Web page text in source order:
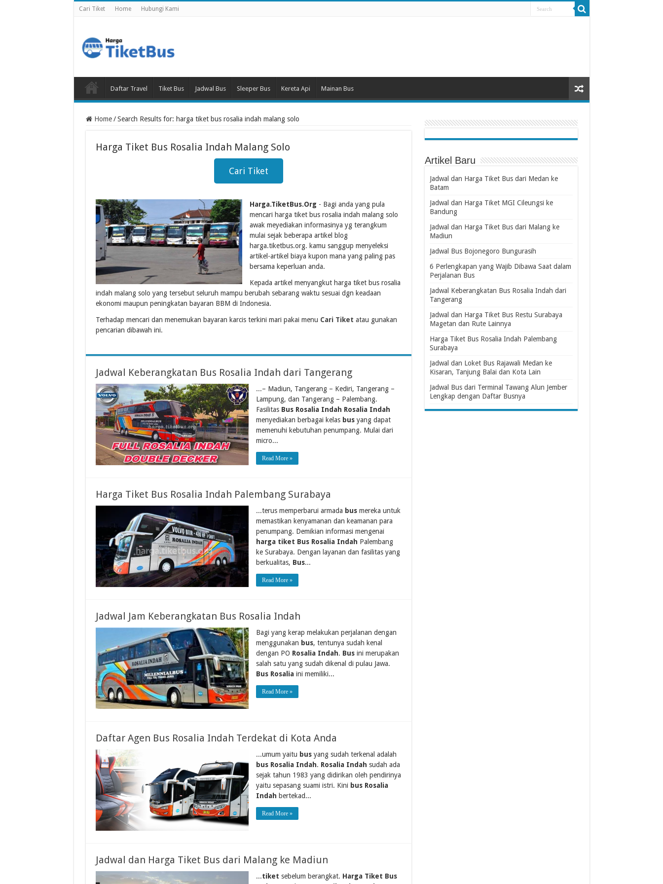
Cari Tiket Home Hubungi Kami
Daftar Travel Tiket Bus Jadwal Bus Sleeper Bus Kereta Api Mainan Bus
Home / Search Results for: harga tiket bus rosalia indah malang solo
Harga Tiket Bus Rosalia Indah Malang Solo
Cari Tiket
Harga.TiketBus.Org - Bagi anda yang pula
mencari harga tiket bus rosalia indah malang solo
awak meyediakan informasinya yg terangkum
mulai sejak beberapa artikel blog
harga.tiketbus.org. kamu sanggup menyeleksi
artikel-artikel biaya kupon mana yang paling pas
bersama keperluan anda.
Kepada artikel menyangkut harga tiket bus rosalia
indah malang solo yang tersebut seluruh mampu berubah sebarang waktu sesuai dgn keadaan
ekonomi maupun peningkatan bayaran BBM di Indonesia.
Terhadap mencari dan menemukan bayaran karcis terkini mari pakai menu Cari Tiket atau gunakan
pencarian dibawah ini.
Jadwal Keberangkatan Bus Rosalia Indah dari Tangerang
...– Madiun, Tangerang – Kediri, Tangerang –
Lampung, dan Tangerang – Palembang.
Fasilitas Bus Rosalia Indah Rosalia Indah
menyediakan berbagai kelas busyang dapat
memenuhi kebutuhan penumpang. Mulai dari
micro...
Read More »
Harga Tiket Bus Rosalia Indah Palembang Surabaya
...terus memperbarui armada busmereka untuk
memastikan kenyamanan dan keamanan para
penumpang. Demikian informasi mengenai
harga tiket Bus Rosalia Indah Palembang
ke Surabaya. Dengan layanan dan fasilitas yang
berkualitas, Bus...
Read More »
Jadwal Jam Keberangkatan Bus Rosalia Indah
Bagi yang kerap melakukan perjalanan dengan
menggunakan bus, tentunya sudah kenal
dengan PO Rosalia Indah. Busini merupakan
salah satu yang sudah dikenal di pulau Jawa.
Bus Rosaliaini memiliki...
Read More »
Daftar Agen Bus Rosalia Indah Terdekat di Kota Anda
...umum yaitu busyang sudah terkenal adalah
bus Rosalia Indah. Rosalia Indah sudah ada
sejak tahun 1983 yang didirikan oleh pendirinya
yaitu sepasang suami istri. Kini bus Rosalia
Indah bertekad...
Read More »
Jadwal dan Harga Tiket Bus dari Malang ke Madiun
...tiket sebelum berangkat. Harga Tiket Bus
Artikel Baru
Jadwal dan Harga Tiket Bus dari Medan ke
Batam
Jadwal dan Harga Tiket MGI Cileungsi ke
Bandung
Jadwal dan Harga Tiket Bus dari Malang ke
Madiun
Jadwal Bus Bojonegoro Bungurasih
6 Perlengkapan yang Wajib Dibawa Saat dalam
Perjalanan Bus
Jadwal Keberangkatan Bus Rosalia Indah dari
Tangerang
Jadwal dan Harga Tiket Bus Restu Surabaya
Magetan dan Rute Lainnya
Harga Tiket Bus Rosalia Indah Palembang
Surabaya
Jadwal dan Loket Bus Rajawali Medan ke
Kisaran, Tanjung Balai dan Kota Lain
Jadwal Bus dari Terminal Tawang Alun Jember
Lengkap dengan Daftar Busnya